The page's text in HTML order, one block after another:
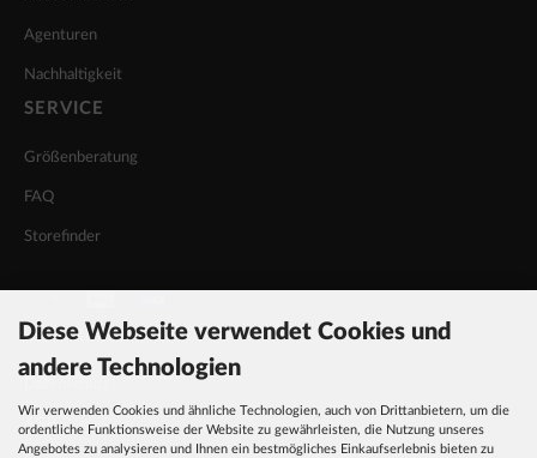
Agenturen
Nachhaltigkeit
SERVICE
Größenberatung
FAQ
Storefinder
INFORMATIONEN
AGB
Diese Webseite verwendet Cookies und
andere Technologien
Wir verwenden Cookies und ähnliche Technologien, auch von Drittanbietern, um die
ordentliche Funktionsweise der Website zu gewährleisten, die Nutzung unseres
Angebotes zu analysieren und Ihnen ein bestmögliches Einkaufserlebnis bieten zu